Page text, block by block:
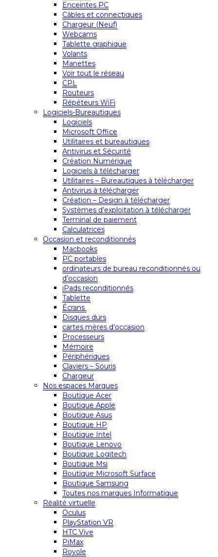
Enceintes PC
Câbles et connectiques
Chargeur (Neuf)
Webcams
Tablette graphique
Volants
Manettes
Voir tout le réseau
CPL
Routeurs
Répéteurs WiFi
Logiciels-Bureautiques
Logiciels
Microsoft Office
Utilitaires et bureautiques
Antivirus et Sécurité
Création Numérique
Logiciels à télécharger
Utilitaires – Bureautiques à télécharger
Antivirus à télécharger
Création – Design à télécharger
Systèmes d’exploitation à télécharger
Terminal de paiement
Calculatrices
Occasion et reconditionnés
Macbooks
PC portables
ordinateurs de bureau reconditionnés ou
d’occasion
iPads reconditionnés
Tablette
Écrans
Disques durs
cartes mères d’occasion
Processeurs
Mémoire
Périphériques
Claviers – Souris
Chargeur
Nos espaces Marques
Boutique Acer
Boutique Apple
Boutique Asus
Boutique HP
Boutique Intel
Boutique Lenovo
Boutique Logitech
Boutique Msi
Boutique Microsoft Surface
Boutique Samsung
Toutes nos marques Informatique
Réalité virtuelle
Oculus
PlayStation VR
HTC Vive
PiMax
Royole